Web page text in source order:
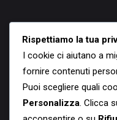
Rispettiamo la tua
I cookie ci aiutano a
fornire contenuti
Puoi scegliere quali
Personalizza. Clicca